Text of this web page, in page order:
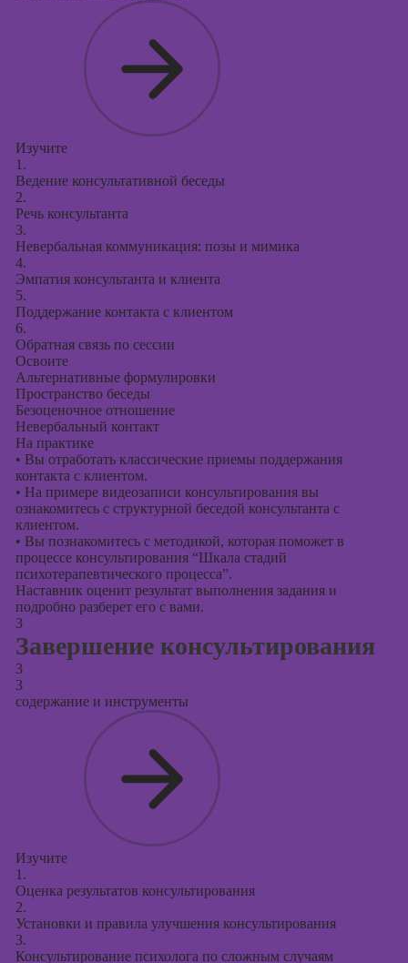
Изучите
1.
Ведение консультативной беседы
2.
Речь консультанта
3.
Невербальная коммуникация: позы и мимика
4.
Эмпатия консультанта и клиента
5.
Поддержание контакта с клиентом
6.
Обратная связь по сессии
Освоите
Альтернативные формулировки
Пространство беседы
Безоценочное отношение
Невербальный контакт
На практике
• Вы отработать классические приемы поддержания
контакта с клиентом.
• На примере видеозаписи консультирования вы
ознакомитесь с структурной беседой консультанта с
клиентом.
• Вы познакомитесь с методикой, которая поможет в
процессе консультирования “Шкала стадий
психотерапевтического процесса”.
Наставник оценит результат выполнения задания и
подробно разберет его с вами.
3
Завершение консультирования
3
3
содержание и инструменты
Изучите
1.
Оценка результатов консультирования
2.
Установки и правила улучшения консультирования
3.
Консультирование психолога по сложным случаям